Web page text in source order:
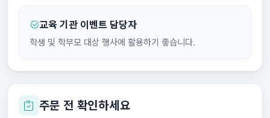
교육 기관 이벤트 담당자
학생 및 학부모 대상 행사에 활용하기 좋습니다.
주문 전 확인하세요